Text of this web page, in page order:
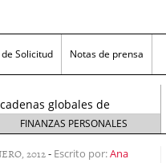
Solicitud Notas de prensa
cómo prepararse
aprovechar la
globales de
y medianas
FINANZAS PERSONALES
2012- Escrito por:Ana